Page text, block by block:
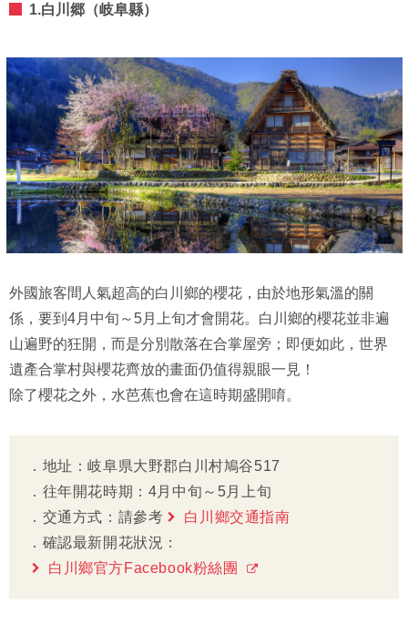
1.白川郷（岐阜縣）
外國旅客間人氣超高的白川鄉的櫻花，由於地形氣溫的關
係，要到4月中旬～5月上旬才會開花。白川鄉的櫻花並非遍
山遍野的狂開，而是分別散落在合掌屋旁；即便如此，世界
遺產合掌村與櫻花齊放的畫面仍值得親眼一見！
除了櫻花之外，水芭蕉也會在這時期盛開唷。
．地址：岐阜県大野郡白川村鳩谷517
．往年開花時期：4月中旬～5月上旬
．交通方式：請參考
白川鄉交通指南
．確認最新開花狀況：
白川鄉官方Facebook粉絲團